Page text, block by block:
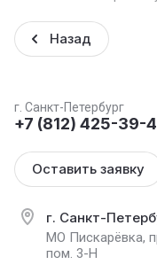
Назад
г. Санкт-Петербург
+7 (812) 425-39-
Оставить заявку
г. Санкт-
МО Пискарёвка,
пом. 3-Н